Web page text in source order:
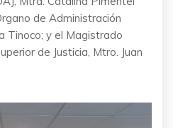
de Administración
Tinoco; y el Magistrado
de Justicia, Mtro. Juan